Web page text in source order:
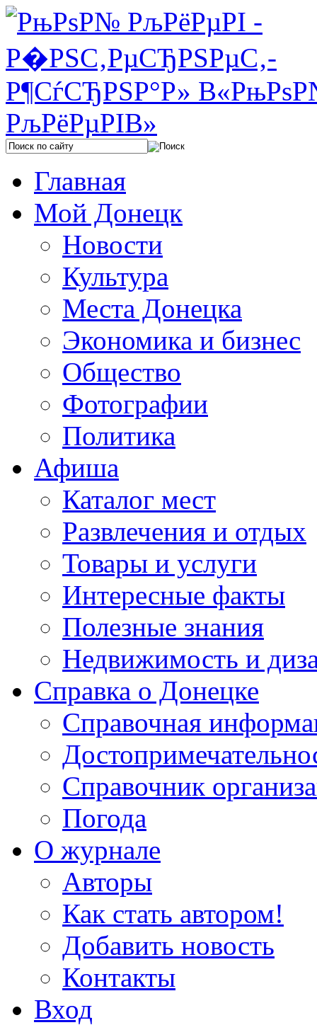
Главная
Мой Донецк
Новости
Культура
Места Донецка
Экономика и бизнес
Общество
Фотографии
Политика
Афиша
Каталог мест
Развлечения и отдых
Товары и услуги
Интересные факты
Полезные знания
Недвижимость и
Справка о Донецке
Справочная
Справочник
Погода
О журнале
Авторы
Как стать автором!
Добавить новость
Контакты
Вход